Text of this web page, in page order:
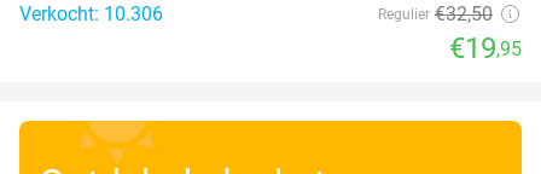
Verkocht: 10.306
Regulier €32,50
€19,95